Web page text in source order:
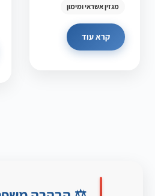
מגזין אשראי ומימון
קרא עוד